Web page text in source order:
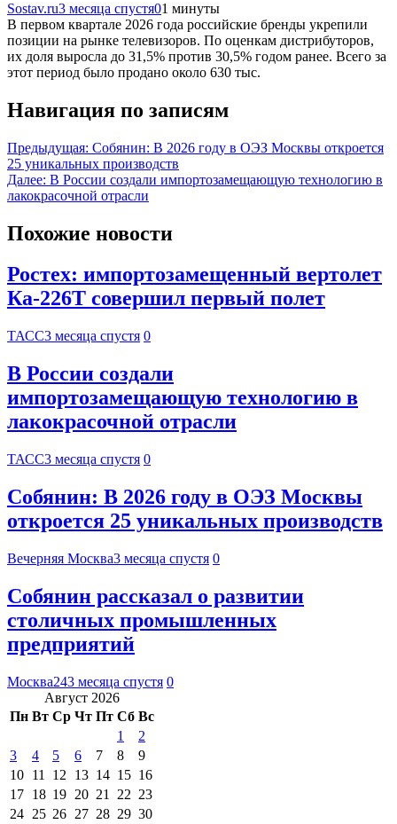
Sostav.ru3 месяца спустя01 минуты
В первом квартале 2026 года российские бренды укрепили
позиции на рынке телевизоров. По оценкам дистрибуторов,
их доля выросла до 31,5% против 30,5% годом ранее. Всего за
этот период было продано около 630 тыс.
Навигация по записям
Предыдущая: Собянин: В 2026 году в ОЭЗ Москвы откроется
25 уникальных производств
Далее: В России создали импортозамещающую технологию в
лакокрасочной отрасли
Похожие новости
Ростех: импортозамещенный вертолет
Ка-226Т совершил первый полет
ТАСС3 месяца спустя 0
В России создали
импортозамещающую технологию в
лакокрасочной отрасли
ТАСС3 месяца спустя 0
Собянин: В 2026 году в ОЭЗ Москвы
откроется 25 уникальных производств
Вечерняя Москва3 месяца спустя 0
Собянин рассказал о развитии
столичных промышленных
предприятий
Москва243 месяца спустя 0
Август 2026
Пн Вт Ср Чт Пт Сб Вс
1
2
3
4 5 6 7 8
9
10 11 12 13 14 15 16
17 18 19 20 21 22 23
24 25 26 27 28 29 30